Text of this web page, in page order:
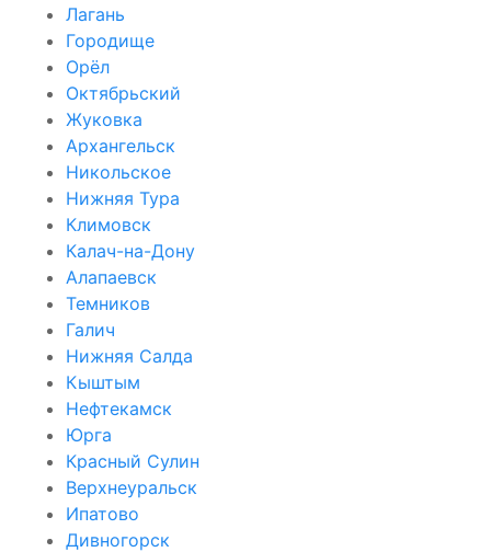
Лагань
Городище
Орёл
Октябрьский
Жуковка
Архангельск
Никольское
Нижняя Тура
Климовск
Калач-на-Дону
Алапаевск
Темников
Галич
Нижняя Салда
Кыштым
Нефтекамск
Юрга
Красный Сулин
Верхнеуральск
Ипатово
Дивногорск